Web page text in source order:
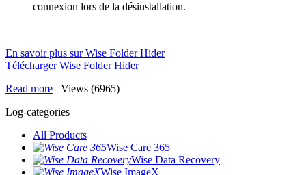
connexion lors de la désinstallation.
En savoir plus sur Wise Folder Hider
Télécharger Wise Folder Hider
Read more | Views (6965)
Log-categories
All Products
Wise Care 365
Wise Data Recovery
Wise ImageX